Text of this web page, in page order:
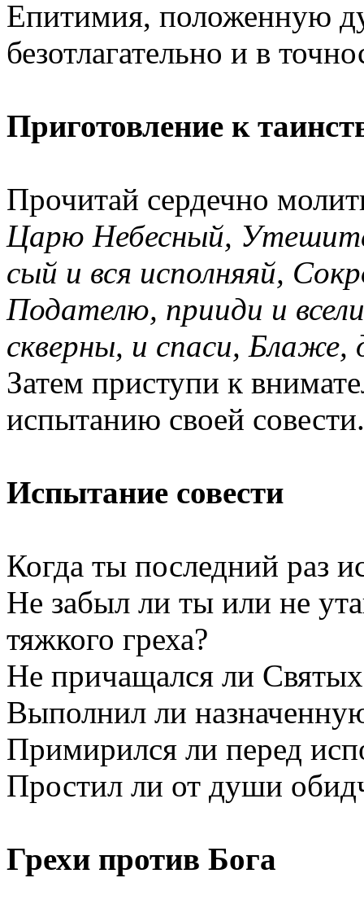
Епитимия, положенную
безотлагательно и в
Приготовление к
Прочитай сердечно
Царю Небесный,
сый и вся исполняяй,
Подателю, прииди и
скверны, и спаси,
Затем приступи к
испытанию своей совести.
Испытание совести
Когда ты последний раз
Не забыл ли ты или не
тяжкого греха?
Не причащался ли
Выполнил ли
Примирился ли перед
Простил ли от души
Грехи против Бога